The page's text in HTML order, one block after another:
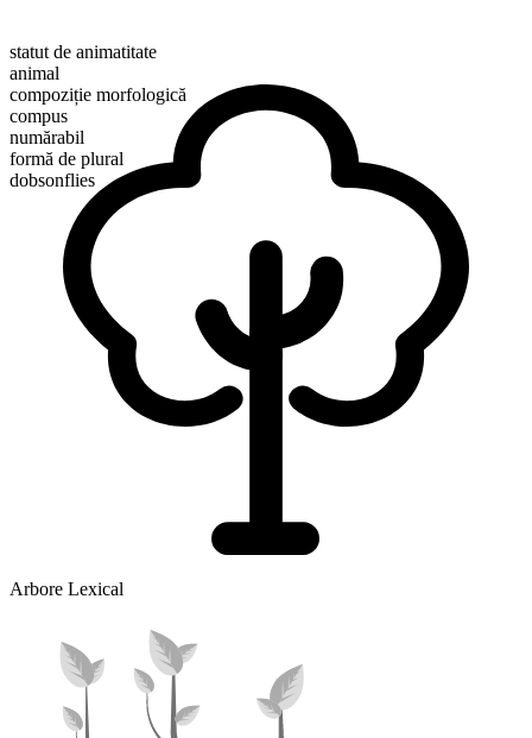
statut de animatitate
animal
compoziție morfologică
compus
numărabil
formă de plural
dobsonflies
Arbore Lexical